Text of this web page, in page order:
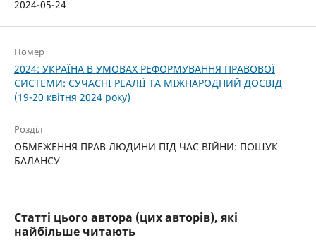
2024-05-24
Номер
2024: УКРАЇНА В УМОВАХ РЕФОРМУВАННЯ ПРАВОВОЇ
СИСТЕМИ: СУЧАСНІ РЕАЛІЇ ТА МІЖНАРОДНИЙ ДОСВІД
(19-20 квітня 2024 року)
Розділ
ОБМЕЖЕННЯ ПРАВ ЛЮДИНИ ПІД ЧАС ВІЙНИ: ПОШУК
БАЛАНСУ
Статті цього автора (цих авторів), які
найбільше читають